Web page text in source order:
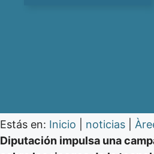
Estás en: Inicio noticias
Diputación impulsa una